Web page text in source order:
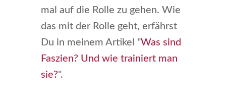
mal auf die Rolle zu gehen. Wie
das mit der Rolle geht, erfährst
Du in meinem Artikel "Was sind
Faszien? Und wie trainiert man
sie?".